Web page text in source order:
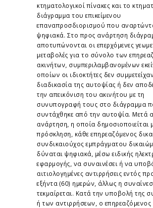
κτηματολογικοί πίνακες και το
διάγραμμα του επικείμενου
επαναπροσδιορισμού που
ψηφιακά. Στο προς ανάρτηση
αποτυπώνονται οι επερχόμενες
μεταβολές για το σύνολο των
ακινήτων, συμπεριλαμβανομένων
οποίων οι ιδιοκτήτες δεν
διαδικασία της αυτοψίας ή δεν
την απεικόνιση του ακινήτου με τη
συνυπογραφή τους στο διάγραμμα
συντάχθηκε από την αυτοψία. Μετά
ανάρτηση, η οποία δημοσιοποιείται
πρόσκληση, κάθε επηρεαζόμενος
συνδικαιούχος εμπράγματου
δύναται ψηφιακά, μέσω ειδικής
εφαρμογής, να συναινέσει ή να
αιτιολογημένες αντιρρήσεις εντός
εξήντα (60) ημερών, άλλως η
τεκμαίρεται. Κατά την υποβολή της
ή των αντιρρήσεων, ο επηρεαζόμενος